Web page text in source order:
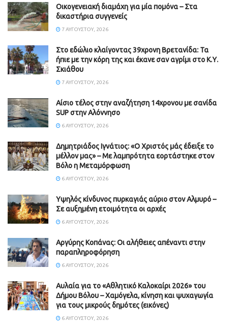
Οικογενειακή διαμάχη για μία πομόνα – Στα
δικαστήρια συγγενείς
7 ΑΥΓΟΎΣΤΟΥ, 2026
Στο εδώλιο κλαίγοντας 39χρονη Βρετανίδα: Τα
ήπιε με την κόρη της και έκανε σαν αγρίμι στο Κ.Υ.
Σκιάθου
7 ΑΥΓΟΎΣΤΟΥ, 2026
Αίσιο τέλος στην αναζήτηση 14χρονου με σανίδα
SUP στην Αλόννησο
6 ΑΥΓΟΎΣΤΟΥ, 2026
Δημητριάδος Ιγνάτιος: «Ο Χριστός μάς έδειξε το
μέλλον μας» – Με λαμπρότητα εορτάστηκε στον
Βόλο η Μεταμόρφωση
6 ΑΥΓΟΎΣΤΟΥ, 2026
Υψηλός κίνδυνος πυρκαγιάς αύριο στον Αλμυρό –
Σε αυξημένη ετοιμότητα οι αρχές
6 ΑΥΓΟΎΣΤΟΥ, 2026
Aργύρης Κοπάνας: Οι αλήθειες απέναντι στην
παραπληροφόρηση
6 ΑΥΓΟΎΣΤΟΥ, 2026
Αυλαία για το «Αθλητικό Καλοκαίρι 2026» του
Δήμου Βόλου – Χαμόγελα, κίνηση και ψυχαγωγία
για τους μικρούς δημότες (εικόνες)
6 ΑΥΓΟΎΣΤΟΥ, 2026